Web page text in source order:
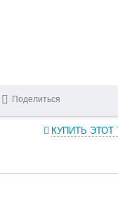
Поделиться
КУПИТЬ